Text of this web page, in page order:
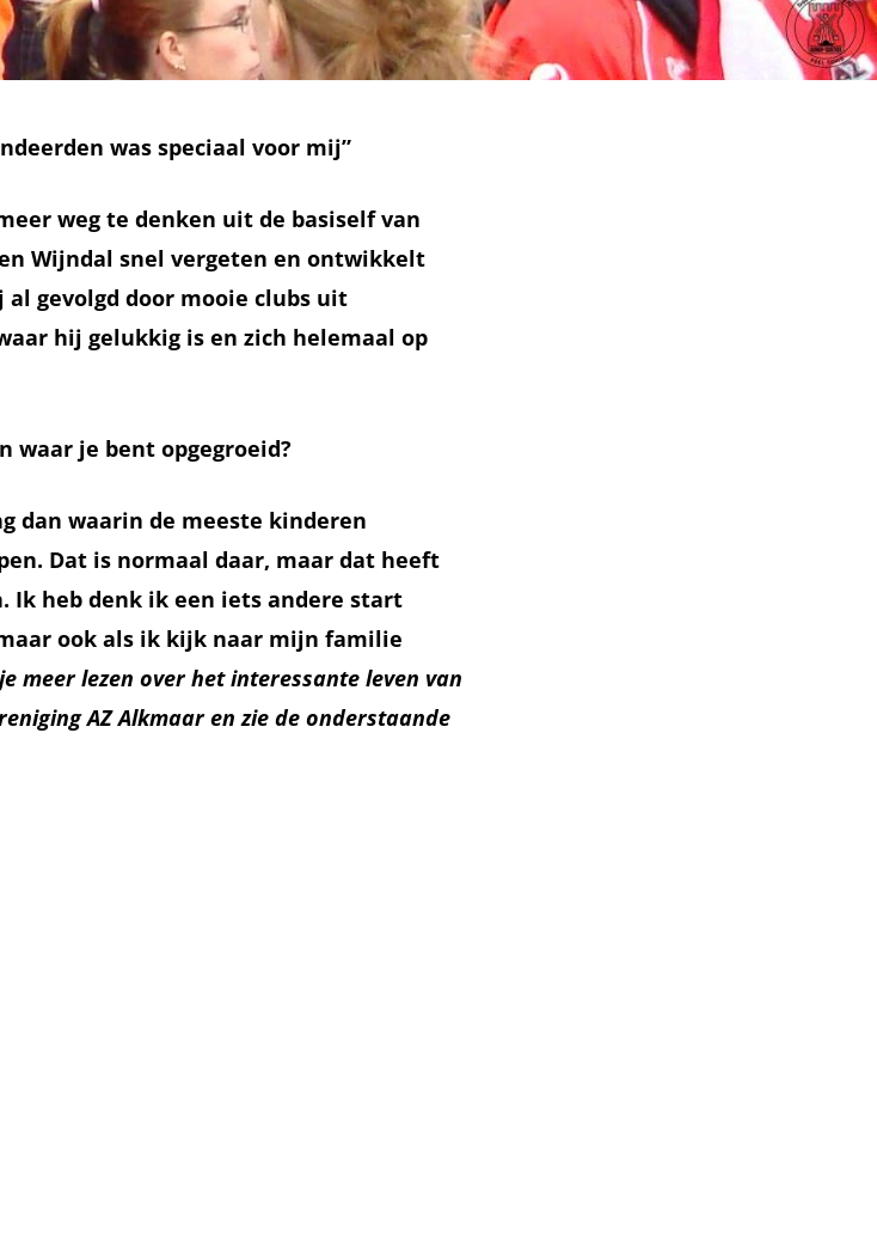
was speciaal voor mij”
weg te denken uit de basiself van
Wijndal snel vergeten en ontwikkelt
gevolgd door mooie clubs uit
hij gelukkig is en zich helemaal op
waar je bent opgegroeid?
dan waarin de meeste kinderen
Dat is normaal daar, maar dat heeft
Ik heb denk ik een iets andere start
ook als ik kijk naar mijn familie
meer lezen over het interessante leven van
AZ Alkmaar en zie de onderstaande